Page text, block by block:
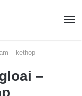
– kethop
–